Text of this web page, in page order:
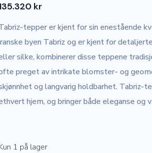
kr
tepper er kjent for sin enestående
byen Tabriz og er kjent for
silke, kombinerer disse teppene
preget av intrikate blomster- og
og langvarig holdbarhet.
hjem, og bringer både eleganse og
1 på lager